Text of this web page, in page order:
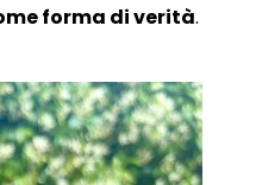
forma di verità.